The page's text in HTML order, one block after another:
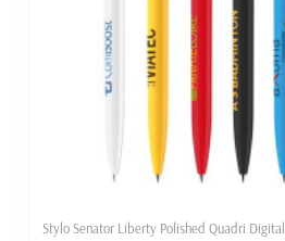
Stylo Senator Liberty Polished Quadri Digital